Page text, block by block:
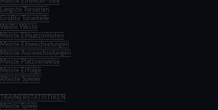
Längste Torserien
Größte Toranteile
Weiße Weste
Meiste Einsatzminuten
Meiste Einwechselungen
Meiste Auswechselungen
Meiste Platzverweise
Meiste Erfolge
Älteste Spieler
TRAINERSTATISTIKEN
Meiste Spiele